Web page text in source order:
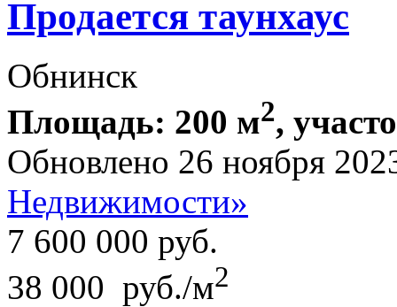
Продается таунхаус
Обнинск
Площадь: 200 м2,
Обновлено 26 ноября
Недвижимости»
7 600 000 руб.
38 000 руб./м2